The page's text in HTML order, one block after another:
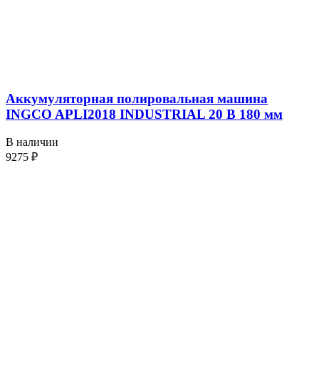
Аккумуляторная полировальная машина
INGCO APLI2018 INDUSTRIAL 20 В 180 мм
В наличии
9275 ₽